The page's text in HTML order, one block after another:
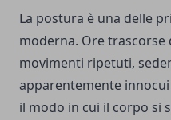
La postura è una delle
moderna. Ore trascorse
movimenti ripetuti,
apparentemente
il modo in cui il corpo si